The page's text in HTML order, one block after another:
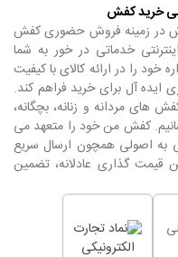
خرید کفش
در زمینه فروش حضوری کفش
تیرماه 1402 بصورت اینترنتی خدماتی در خور به شما
خود را در ارائه کالای با کیفیت
آل برای خرید فراهم کند.
های مردانه و زنانه، بچگانه،
کفش من خود را متعهد می
به اصولی همچون ارسال سریع
قیمت گذاری عادلانه، تضمین